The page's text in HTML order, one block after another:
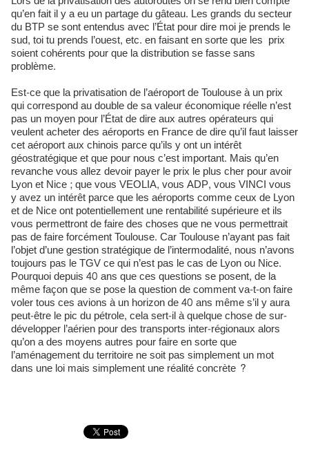
qu’en fait il y a eu un partage du gâteau. Les grands du secteur
du BTP se sont entendus avec l’État pour dire moi je prends le
sud, toi tu prends l’ouest, etc. en faisant en sorte que les prix
soient cohérents pour que la distribution se fasse sans
problème.
Est-ce que la privatisation de l’aéroport de Toulouse à un prix
qui correspond au double de sa valeur économique réelle n’est
pas un moyen pour l’État de dire aux autres opérateurs qui
veulent acheter des aéroports en France de dire qu’il faut laisser
cet aéroport aux chinois parce qu’ils y ont un intérêt
géostratégique et que pour nous c’est important. Mais qu’en
revanche vous allez devoir payer le prix le plus cher pour avoir
Lyon et Nice ; que vous VEOLIA, vous ADP, vous VINCI vous
y avez un intérêt parce que les aéroports comme ceux de Lyon
et de Nice ont potentiellement une rentabilité supérieure et ils
vous permettront de faire des choses que ne vous permettrait
pas de faire forcément Toulouse. Car Toulouse n’ayant pas fait
l’objet d’une gestion stratégique de l’intermodalité, nous n’avons
toujours pas le TGV ce qui n’est pas le cas de Lyon ou Nice.
Pourquoi depuis 40 ans que ces questions se posent, de la
même façon que se pose la question de comment va-t-on faire
voler tous ces avions à un horizon de 40 ans même s’il y aura
peut-être le pic du pétrole, cela sert-il à quelque chose de sur-
développer l’aérien pour des transports inter-régionaux alors
qu’on a des moyens autres pour faire en sorte que
l’aménagement du territoire ne soit pas simplement un mot
dans une loi mais simplement une réalité concrète ?